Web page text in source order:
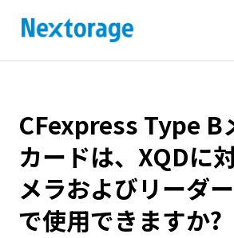
CFexpress Type B
カードは、XQDに
メラおよびリーダ
で使用できますか?